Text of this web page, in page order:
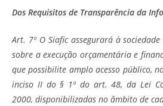
Dos Requisitos de Transparência da
Art. 7º O Siafic assegurará à
sobre a execução orçamentária e
que possibilite amplo acesso público,
inciso II do § 1º do art. 48, da Lei
2000, disponibilizadas no âmbito de